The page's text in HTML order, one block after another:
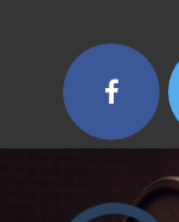
contenido